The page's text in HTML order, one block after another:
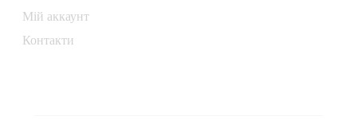
Мій аккаунт
Контакти